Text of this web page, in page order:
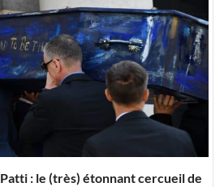
: le (très) étonnant cercueil de